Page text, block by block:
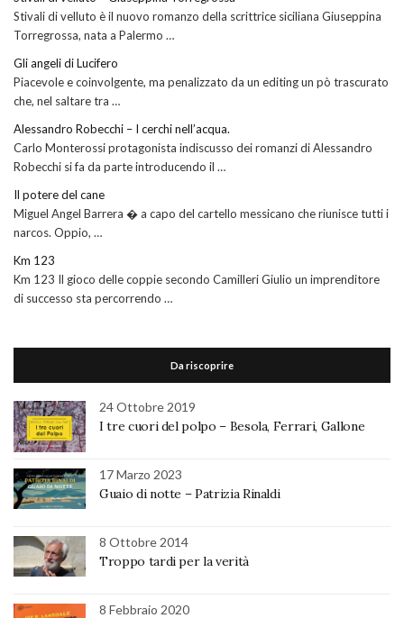
Stivali di velluto è il nuovo romanzo della scrittrice siciliana Giuseppina
Torregrossa, nata a Palermo …
Gli angeli di Lucifero
Piacevole e coinvolgente, ma penalizzato da un editing un pò trascurato
che, nel saltare tra …
Alessandro Robecchi – I cerchi nell’acqua.
Carlo Monterossi protagonista indiscusso dei romanzi di Alessandro
Robecchi si fa da parte introducendo il …
Il potere del cane
Miguel Angel Barrera � a capo del cartello messicano che riunisce tutti i
narcos. Oppio, …
Km 123
Km 123 Il gioco delle coppie secondo Camilleri Giulio un imprenditore
di successo sta percorrendo …
Da riscoprire
24 Ottobre 2019
I tre cuori del polpo – Besola, Ferrari, Gallone
17 Marzo 2023
Guaio di notte – Patrizia Rinaldi
8 Ottobre 2014
Troppo tardi per la verità
8 Febbraio 2020